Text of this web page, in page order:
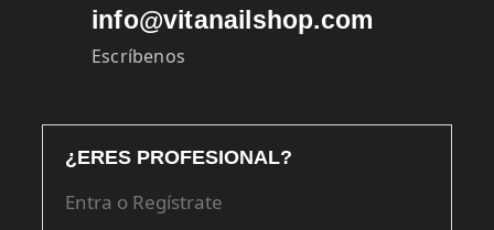
info@vitanailshop.com
Escríbenos
¿ERES PROFESIONAL?
Entra o Regístrate